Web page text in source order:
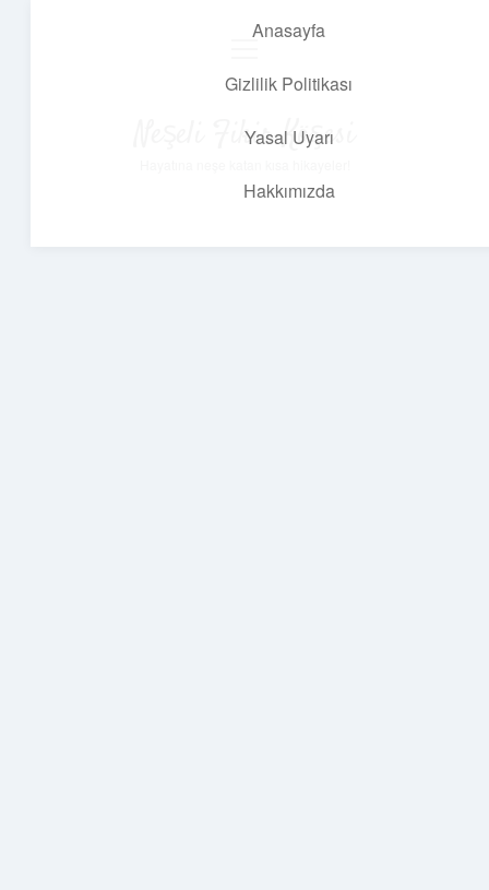
Anasayfa
Gizlilik Politikası
Yasal Uyarı
Hakkımızda
Neşeli Fikir Köşesi